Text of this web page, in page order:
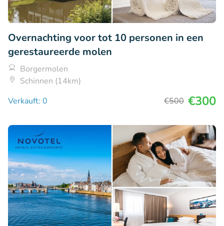
Overnachting voor tot 10 personen in een
gerestaureerde molen
Borgermolen
Schinnen (14km)
Verkauft: 0
€500 €300